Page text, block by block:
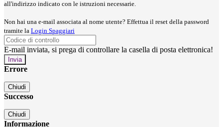
all'indirizzo indicato con le istruzioni necessarie.
Non hai una e-mail associata al nome utente? Effettua il reset della password
tramite la Login Spaggiari
E-mail inviata, si prega di controllare la casella di posta elettronica!
Errore
Chiudi
Successo
Chiudi
Informazione